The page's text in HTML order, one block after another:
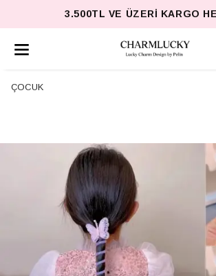
3.500TL VE ÜZERI KARGO
ÇOCUK